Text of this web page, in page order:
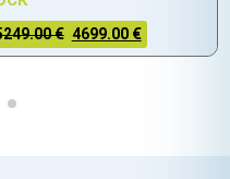
€ 4699.00 €